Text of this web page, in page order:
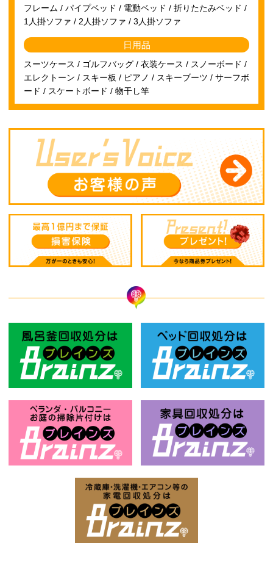
フレーム / パイプベッド / 電動ベッド / 折りたたみベッド /
1人掛ソファ / 2人掛ソファ / 3人掛ソファ
日用品
スーツケース / ゴルフバッグ / 衣装ケース / スノーボード /
エレクトーン / スキー板 / ピアノ / スキーブーツ / サーフボ
ード / スケートボード / 物干し竿